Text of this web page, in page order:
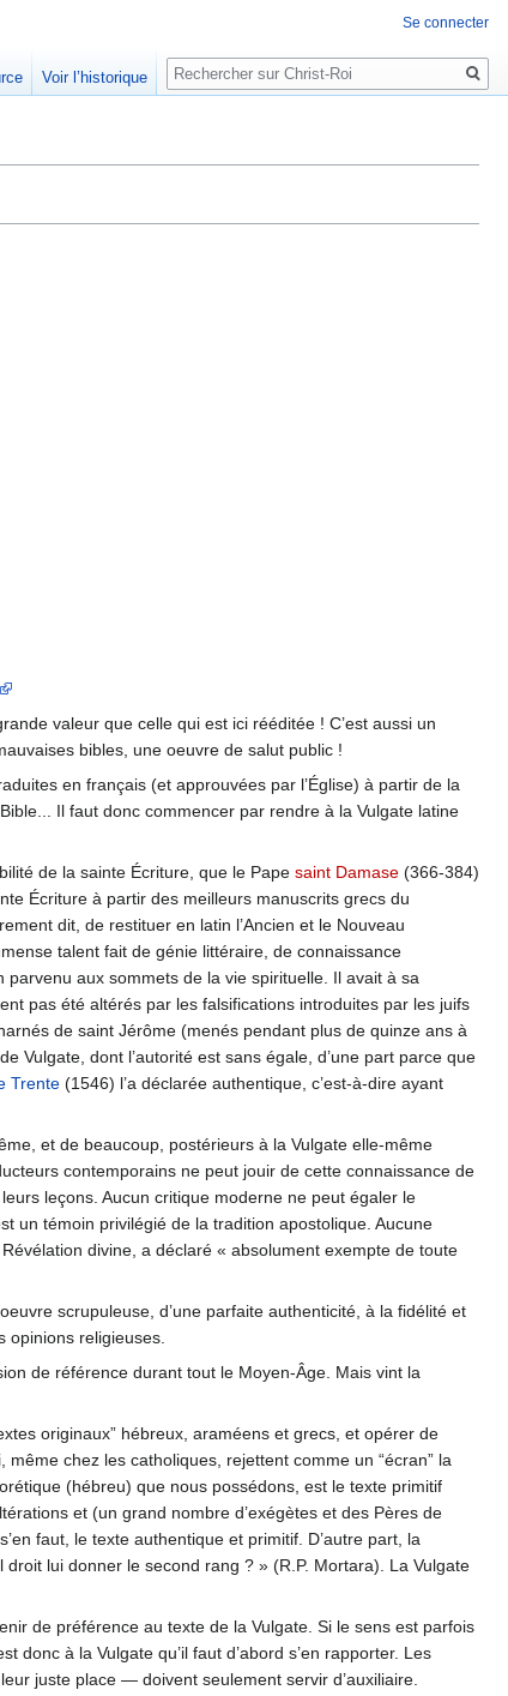
valeur que celle qui est ici rééditée ! C’est aussi un
bibles, une oeuvre de salut public !
en français (et approuvées par l’Église) à partir de la
Il faut donc commencer par rendre à la Vulgate latine
de la sainte Écriture, que le Pape saint Damase (366-384)
Écriture à partir des meilleurs manuscrits grecs du
dit, de restituer en latin l’Ancien et le Nouveau
talent fait de génie littéraire, de connaissance
aux sommets de la vie spirituelle. Il avait à sa
pas été altérés par les falsifications introduites par les juifs
de saint Jérôme (menés pendant plus de quinze ans à
Vulgate, dont l’autorité est sans égale, d’une part parce que
Trente (1546) l’a déclarée authentique, c’est-à-dire ayant
et de beaucoup, postérieurs à la Vulgate elle-même
contemporains ne peut jouir de cette connaissance de
leçons. Aucun critique moderne ne peut égaler le
un témoin privilégié de la tradition apostolique. Aucune
divine, a déclaré « absolument exempte de toute
scrupuleuse, d’une parfaite authenticité, à la fidélité et
religieuses.
de référence durant tout le Moyen-Âge. Mais vint la
originaux” hébreux, araméens et grecs, et opérer de
chez les catholiques, rejettent comme un “écran” la
(hébreu) que nous possédons, est le texte primitif
et (un grand nombre d’exégètes et des Pères de
faut, le texte authentique et primitif. D’autre part, la
lui donner le second rang ? » (R.P. Mortara). La Vulgate
de préférence au texte de la Vulgate. Si le sens est parfois
donc à la Vulgate qu’il faut d’abord s’en rapporter. Les
juste place — doivent seulement servir d’auxiliaire.
Se connecter
Voir l’historique
Rechercher